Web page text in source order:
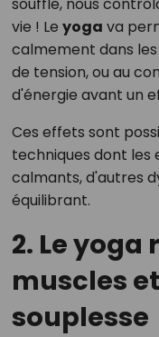
souffle, nous
vie ! Le yoga va
calmement dans
de tension, ou au
d'énergie avant un
Ces effets sont
techniques dont
calmants, d'autres
équilibrant.
2. Le yoga
muscles
souplesse